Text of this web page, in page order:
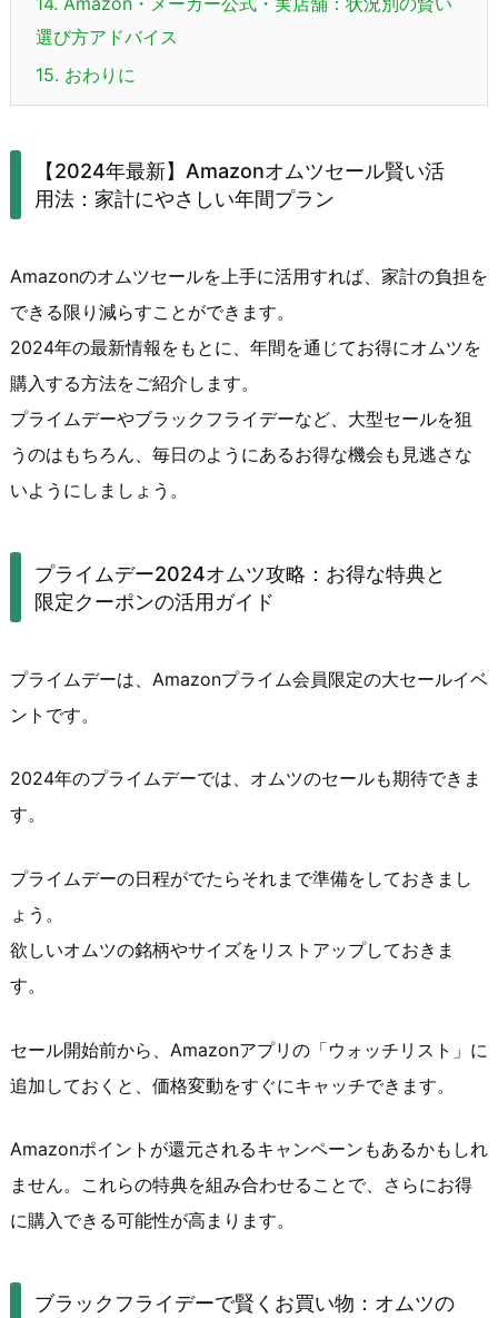
選び方アドバイス
15. おわりに
【2024年最新】Amazonオムツセール賢い活
用法：家計にやさしい年間プラン
Amazonのオムツセールを上手に活用すれば、家計の負担を
できる限り減らすことができます。
2024年の最新情報をもとに、年間を通じてお得にオムツを
購入する方法をご紹介します。
プライムデーやブラックフライデーなど、大型セールを狙
うのはもちろん、毎日のようにあるお得な機会も見逃さな
いようにしましょう。
プライムデー2024オムツ攻略：お得な特典と
限定クーポンの活用ガイド
プライムデーは、Amazonプライム会員限定の大セールイベ
ントです。
2024年のプライムデーでは、オムツのセールも期待できま
す。
プライムデーの日程がでたらそれまで準備をしておきまし
ょう。
欲しいオムツの銘柄やサイズをリストアップしておきま
す。
セール開始前から、Amazonアプリの「ウォッチリスト」に
追加しておくと、価格変動をすぐにキャッチできます。
Amazonポイントが還元されるキャンペーンもあるかもしれ
ません。これらの特典を組み合わせることで、さらにお得
に購入できる可能性が高まります。
ブラックフライデーで賢くお買い物：オムツの